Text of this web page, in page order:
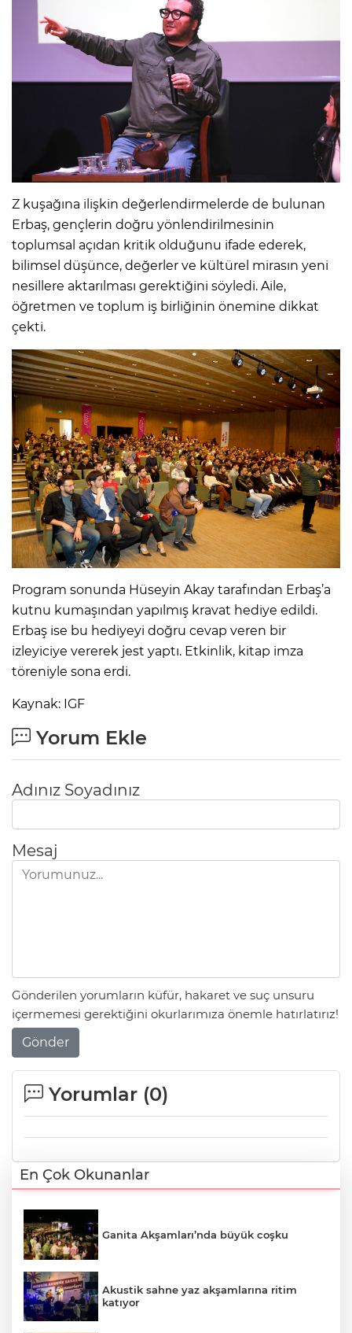
Z kuşağına ilişkin değerlendirmelerde de bulunan
Erbaş, gençlerin doğru yönlendirilmesinin
toplumsal açıdan kritik olduğunu ifade ederek,
bilimsel düşünce, değerler ve kültürel mirasın yeni
nesillere aktarılması gerektiğini söyledi. Aile,
öğretmen ve toplum iş birliğinin önemine dikkat
çekti.
Program sonunda Hüseyin Akay tarafından Erbaş’a
kutnu kumaşından yapılmış kravat hediye edildi.
Erbaş ise bu hediyeyi doğru cevap veren bir
izleyiciye vererek jest yaptı. Etkinlik, kitap imza
töreniyle sona erdi.
Kaynak: IGF
Yorum Ekle
Adınız Soyadınız
Mesaj
Gönderilen yorumların küfür, hakaret ve suç unsuru
içermemesi gerektiğini okurlarımıza önemle hatırlatırız!
Gönder
Yorumlar (0)
En Çok Okunanlar
Ganita Akşamları’nda büyük coşku
Akustik sahne yaz akşamlarına ritim
katıyor